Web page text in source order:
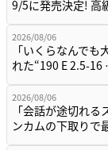
9/5に発売決定! 高
2026/08/06
「いくらなんで
れた“190 E 2.5-
2026/08/06
「会話が途切れ
ンカムの下取り